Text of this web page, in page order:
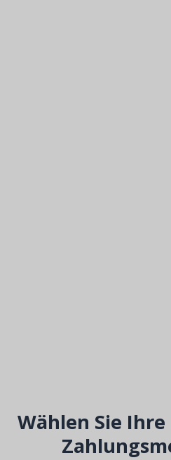
Wählen Sie